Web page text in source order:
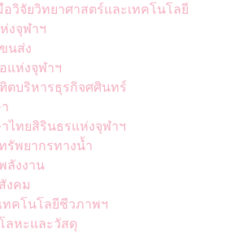
อวิจัยวิทยาศาสตร์และเทคโนโลยี
งจุฬาฯ
นส่ง
แห่งจุฬาฯ
บริหารธุรกิจศศินทร์
ไทยสิรินธรแห่งจุฬาฯ
รัพยากรทางน้ำ
ลังงาน
งคม
ทคโนโลยีชีวภาพฯ
ลหะและวัสดุ